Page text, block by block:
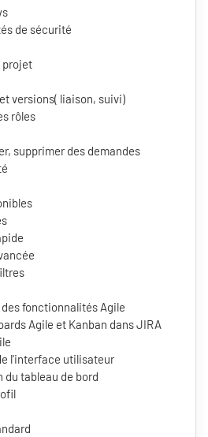
de sécurité
projet
versions( liaison, suivi)
rôles
supprimer des demandes
fonctionnalités Agile
Agile et Kanban dans JIRA
l'interface utilisateur
du tableau de bord